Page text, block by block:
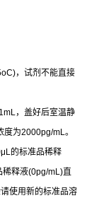
，试剂不能直接
，盖好后室温静
为2000pg/mL。
的标准品稀释
释液(0pg/mL)直
使用新的标准品溶